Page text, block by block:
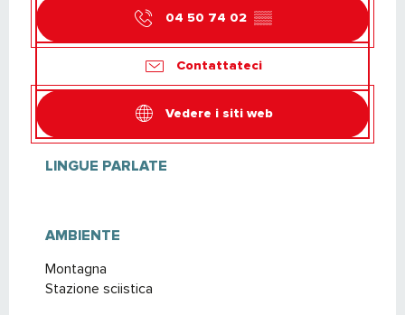
04 50 74 02 ▒▒
Contattateci
Vedere i siti web
LINGUE PARLATE
LINGUE PARLATE
AMBIENTE
AMBIENTE
Montagna
Stazione sciistica